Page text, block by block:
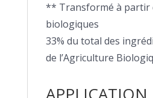
** Transformé à partir
biologiques
33% du total des
de l’Agriculture